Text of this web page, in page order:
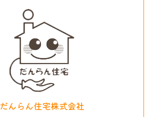
だんらん住宅株式会社